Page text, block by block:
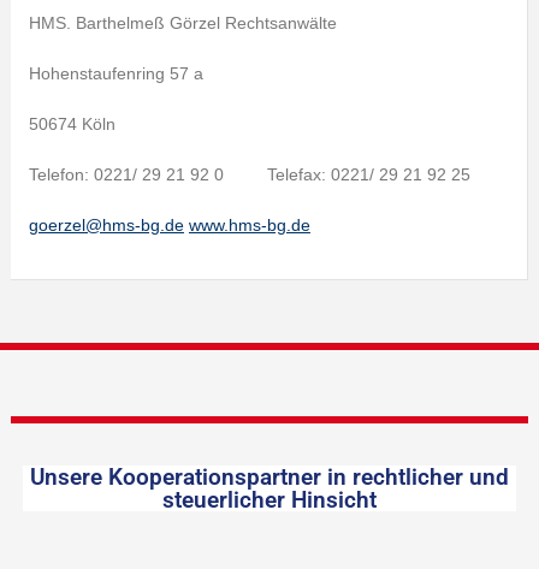
HMS. Barthelmeß Görzel Rechtsanwälte
Hohenstaufenring 57 a
50674 Köln
Telefon: 0221/ 29 21 92 0 Telefax: 0221/ 29 21 92 25
goerzel@hms-bg.de www.hms-bg.de
Unsere Kooperationspartner in rechtlicher und
steuerlicher Hinsicht